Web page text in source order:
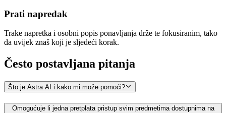
Prati napredak
Trake napretka i osobni popis ponavljanja drže te fokusiranim, tako
da uvijek znaš koji je sljedeći korak.
Često postavljana pitanja
Što je Astra AI i kako mi može pomoći?
Omogućuje li jedna pretplata pristup svim predmetima dostupnima na